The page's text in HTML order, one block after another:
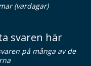
(vardagar)
svaren här
på många av de